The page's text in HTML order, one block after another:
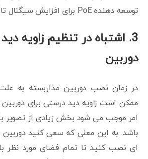
توسعه دهنده PoE برای افزایش سیگنال تا 600 فوت است.
3. اشتباه در تنظیم زاویه
دوربین
در زمان نصب دوربین مداربسته به
ممکن است زاویه دید درستی برای
امر موجب می شود بخش زیادی از تصویر
باشد. به این معنی که سعی کنید دوربین
ای نصب کنید تا تمام فضای مورد نظر